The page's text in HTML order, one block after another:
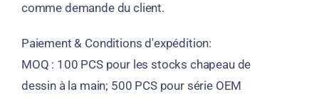
comme demande du client.
Paiement & Conditions d'expédition:
MOQ : 100 PCS pour les stocks chapeau de
dessin à la main; 500 PCS pour série OEM